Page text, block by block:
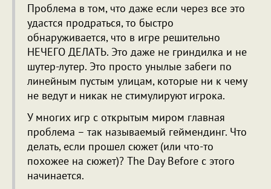
Проблема в том, что даже если через все это
удастся продраться, то быстро
обнаруживается, что в игре решительно
НЕЧЕГО ДЕЛАТЬ. Это даже не гриндилка и не
шутер-лутер. Это просто унылые забеги по
линейным пустым улицам, которые ни к чему
не ведут и никак не стимулируют игрока.
У многих игр с открытым миром главная
проблема – так называемый геймендинг. Что
делать, если прошел сюжет (или что-то
похожее на сюжет)? The Day Before с этого
начинается.